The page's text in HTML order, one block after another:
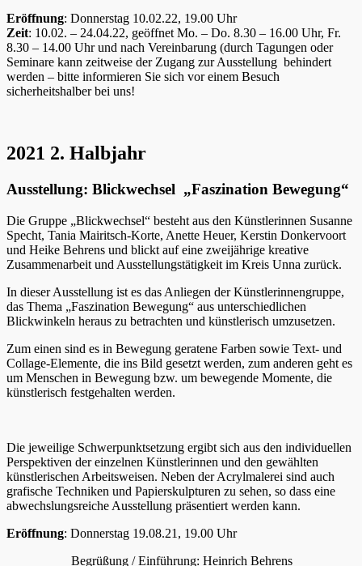
Eröffnung: Donnerstag 10.02.22, 19.00 Uhr
Zeit: 10.02. – 24.04.22, geöffnet Mo. – Do. 8.30 – 16.00 Uhr, Fr.
8.30 – 14.00 Uhr und nach Vereinbarung (durch Tagungen oder
Seminare kann zeitweise der Zugang zur Ausstellung behindert
werden – bitte informieren Sie sich vor einem Besuch
sicherheitshalber bei uns!
2021 2. Halbjahr
Ausstellung: Blickwechsel „Faszination Bewegung“
Die Gruppe „Blickwechsel“ besteht aus den Künstlerinnen Susanne
Specht, Tania Mairitsch-Korte, Anette Heuer, Kerstin Donkervoort
und Heike Behrens und blickt auf eine zweijährige kreative
Zusammenarbeit und Ausstellungstätigkeit im Kreis Unna zurück.
In dieser Ausstellung ist es das Anliegen der Künstlerinnengruppe,
das Thema „Faszination Bewegung“ aus unterschiedlichen
Blickwinkeln heraus zu betrachten und künstlerisch umzusetzen.
Zum einen sind es in Bewegung geratene Farben sowie Text- und
Collage-Elemente, die ins Bild gesetzt werden, zum anderen geht es
um Menschen in Bewegung bzw. um bewegende Momente, die
künstlerisch festgehalten werden.
Die jeweilige Schwerpunktsetzung ergibt sich aus den individuellen
Perspektiven der einzelnen Künstlerinnen und den gewählten
künstlerischen Arbeitsweisen. Neben der Acrylmalerei sind auch
grafische Techniken und Papierskulpturen zu sehen, so dass eine
abwechslungsreiche Ausstellung präsentiert werden kann.
Eröffnung: Donnerstag 19.08.21, 19.00 Uhr
Begrüßung / Einführung: Heinrich Behrens